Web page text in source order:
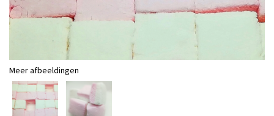
Meer afbeeldingen